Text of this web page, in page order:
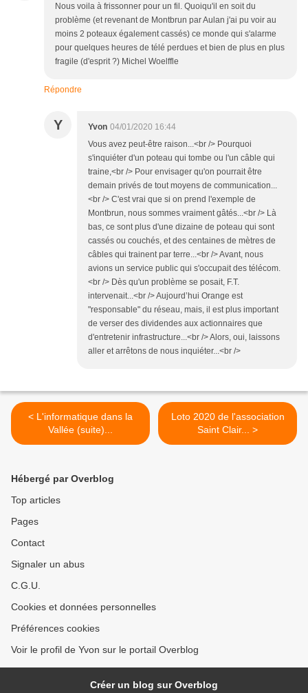
Nous voila à frissonner pour un fil. Quoiqu'il en soit du
problème (et revenant de Montbrun par Aulan j'ai pu voir au
moins 2 poteaux également cassés) ce monde qui s'alarme
pour quelques heures de télé perdues et bien de plus en plus
fragile (d'esprit ?) Michel Woelffle
Répondre
Y Yvon 04/01/2020 16:44
Vous avez peut-être raison...<br /> Pourquoi
s'inquiéter d'un poteau qui tombe ou l'un câble qui
traine,<br /> Pour envisager qu'on pourrait être
demain privés de tout moyens de communication...
<br /> C'est vrai que si on prend l'exemple de
Montbrun, nous sommes vraiment gâtés...<br /> Là
bas, ce sont plus d'une dizaine de poteau qui sont
cassés ou couchés, et des centaines de mètres de
câbles qui trainent par terre...<br /> Avant, nous
avions un service public qui s'occupait des télécom.
<br /> Dès qu'un problème se posait, F.T.
intervenait...<br /> Aujourd’hui Orange est
"responsable" du réseau, mais, il est plus important
de verser des dividendes aux actionnaires que
d'entretenir infrastructure...<br /> Alors, oui, laissons
aller et arrêtons de nous inquiéter...<br />
< L'informatique dans la
Vallée (suite)...
Loto 2020 de l'association
Saint Clair... >
Hébergé par Overblog
Top articles
Pages
Contact
Signaler un abus
C.G.U.
Cookies et données personnelles
Préférences cookies
Voir le profil de Yvon sur le portail Overblog
Créer un blog sur Overblog